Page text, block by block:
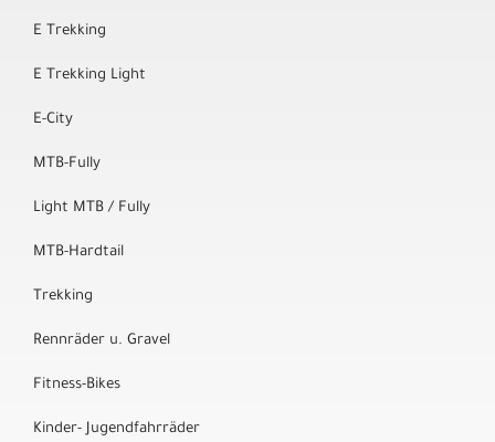
E Trekking
E Trekking Light
E-City
MTB-Fully
Light MTB / Fully
MTB-Hardtail
Trekking
Rennräder u. Gravel
Fitness-Bikes
Kinder- Jugendfahrräder